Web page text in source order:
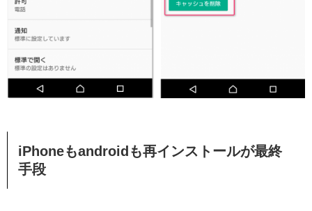
iPhoneもandroidも再インストールが最終
手段